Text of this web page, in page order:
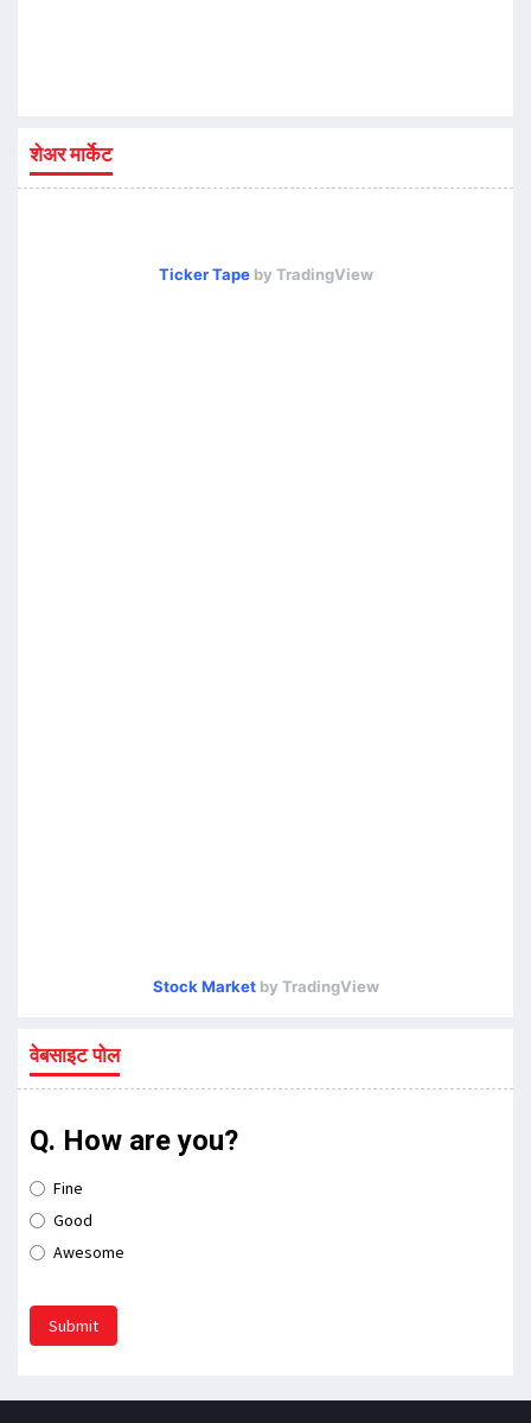
शेअर मार्केट
Ticker Tapeby TradingView
Stock Marketby TradingView
वेबसाइट पोल
Q. How are you?
Fine
Good
Awesome
Submit